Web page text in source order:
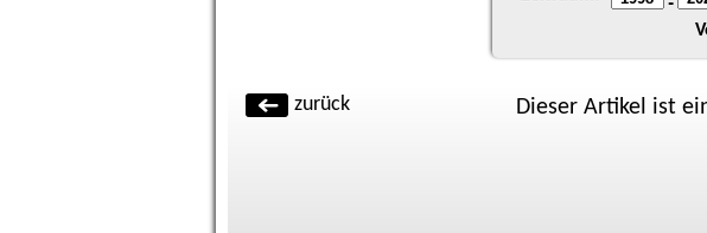
zurück Dieser Artikel ist